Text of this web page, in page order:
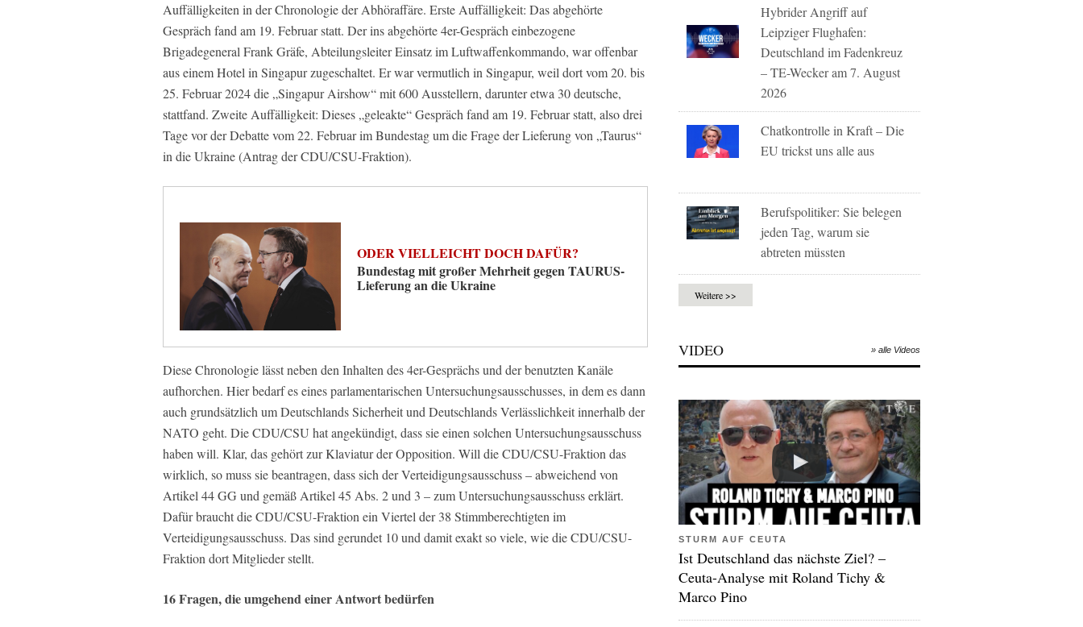
Auffälligkeiten in der Chronologie der Abhöraffäre. Erste Auffälligkeit: Das abgehörte
Gespräch fand am 19. Februar statt. Der ins abgehörte 4er-Gespräch einbezogene
Brigadegeneral Frank Gräfe, Abteilungsleiter Einsatz im Luftwaffenkommando, war offenbar
aus einem Hotel in Singapur zugeschaltet. Er war vermutlich in Singapur, weil dort vom 20. bis
25. Februar 2024 die „Singapur Airshow“ mit 600 Ausstellern, darunter etwa 30 deutsche,
stattfand. Zweite Auffälligkeit: Dieses „geleakte“ Gespräch fand am 19. Februar statt, also drei
Tage vor der Debatte vom 22. Februar im Bundestag um die Frage der Lieferung von „Taurus“
in die Ukraine (Antrag der CDU/CSU-Fraktion).
ODER VIELLEICHT DOCH DAFÜR?
Bundestag mit großer Mehrheit gegen TAURUS-
Lieferung an die Ukraine
Diese Chronologie lässt neben den Inhalten des 4er-Gesprächs und der benutzten Kanäle
aufhorchen. Hier bedarf es eines parlamentarischen Untersuchungsausschusses, in dem es dann
auch grundsätzlich um Deutschlands Sicherheit und Deutschlands Verlässlichkeit innerhalb der
NATO geht. Die CDU/CSU hat angekündigt, dass sie einen solchen Untersuchungsausschuss
haben will. Klar, das gehört zur Klaviatur der Opposition. Will die CDU/CSU-Fraktion das
wirklich, so muss sie beantragen, dass sich der Verteidigungsausschuss – abweichend von
Artikel 44 GG und gemäß Artikel 45 Abs. 2 und 3 – zum Untersuchungsausschuss erklärt.
Dafür braucht die CDU/CSU-Fraktion ein Viertel der 38 Stimmberechtigten im
Verteidigungsausschuss. Das sind gerundet 10 und damit exakt so viele, wie die CDU/CSU-
Fraktion dort Mitglieder stellt.
16 Fragen, die umgehend einer Antwort bedürfen
Hybrider Angriff auf
Leipziger Flughafen:
Deutschland im Fadenkreuz
– TE-Wecker am 7. August
2026
Chatkontrolle in Kraft – Die
EU trickst uns alle aus
Berufspolitiker: Sie belegen
jeden Tag, warum sie
abtreten müssten
Weitere >>
VIDEO » alle Videos
STURM AUF CEUTA
Ist Deutschland das nächste Ziel? –
Ceuta-Analyse mit Roland Tichy &
Marco Pino